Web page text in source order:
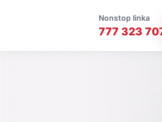
Nonstop linka
777 323